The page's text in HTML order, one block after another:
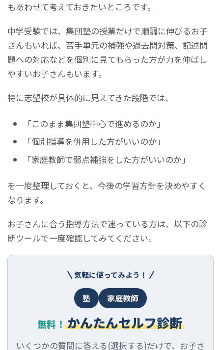
もあわせて考えておきたいところです。
中学受験では、集団塾の授業だけで順調に伸びるお子
さんもいれば、苦手単元の補強や過去問対策、記述問
題への対応などを個別に見てもらった方が力を伸ばし
やすいお子さんもいます。
特に志望校が具体的に見えてきた段階では、
「このまま集団塾中心で進めるのか」
「個別指導を併用した方がいいのか」
「家庭教師で弱点補強をした方がいいのか」
を一度整理しておくと、今後の学習方針を決めやすく
なります。
お子さんに合う指導方法で迷っている方は、以下の診
断ツールで一度確認してみてください。
気軽に使ってみよう！
塾 家庭教師
無料！ かんたんセルフ診断
いくつかの質問に答える(選択する)だけで、お子さ